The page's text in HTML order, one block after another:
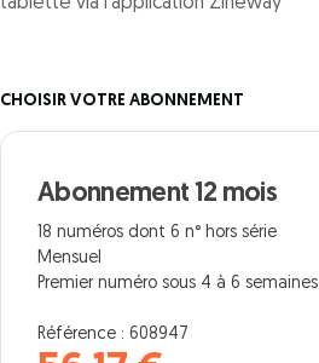
CHOISIR VOTRE ABONNEMENT
Abonnement 12 mois
18 numéros dont 6 n° hors série
Mensuel
Premier numéro sous 4 à 6 semaines
Référence : 608947